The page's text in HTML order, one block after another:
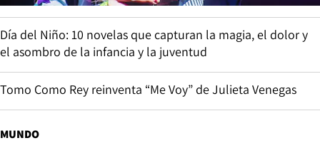
Día del Niño: 10 novelas que capturan la magia, el dolor y
el asombro de la infancia y la juventud
Tomo Como Rey reinventa “Me Voy” de Julieta Venegas
MUNDO